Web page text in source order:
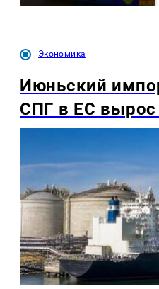
Экономика
Июньский
СПГ в ЕС вырос